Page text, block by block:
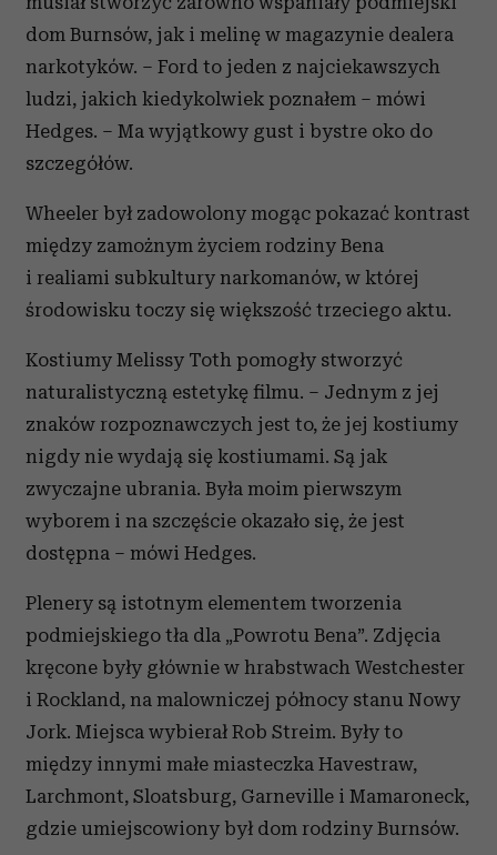
społecznościowym, reklamowym i analitycznym.
Partnerzy mogą połączyć te informacje z innymi danymi
otrzymanymi od Ciebie lub uzyskanymi podczas
korzystania z ich usług.
dom Burnsów, jak i melinę w magazynie dealera
narkotyków. – Ford to jeden z najciekawszych
ludzi, jakich kiedykolwiek poznałem – mówi
Hedges. – Ma wyjątkowy gust i bystre oko do
szczegółów.
Wheeler był zadowolony mogąc pokazać kontrast
między zamożnym życiem rodziny Bena
i realiami subkultury narkomanów, w której
środowisku toczy się większość trzeciego aktu.
Kostiumy Melissy Toth pomogły stworzyć
naturalistyczną estetykę filmu. – Jednym z jej
znaków rozpoznawczych jest to, że jej kostiumy
nigdy nie wydają się kostiumami. Są jak
zwyczajne ubrania. Była moim pierwszym
wyborem i na szczęście okazało się, że jest
dostępna – mówi Hedges.
Plenery są istotnym elementem tworzenia
podmiejskiego tła dla „Powrotu Bena”. Zdjęcia
kręcone były głównie w hrabstwach Westchester
i Rockland, na malowniczej północy stanu Nowy
Jork. Miejsca wybierał Rob Streim. Były to
między innymi małe miasteczka Havestraw,
Larchmont, Sloatsburg, Garneville i Mamaroneck,
gdzie umiejscowiony był dom rodziny Burnsów.